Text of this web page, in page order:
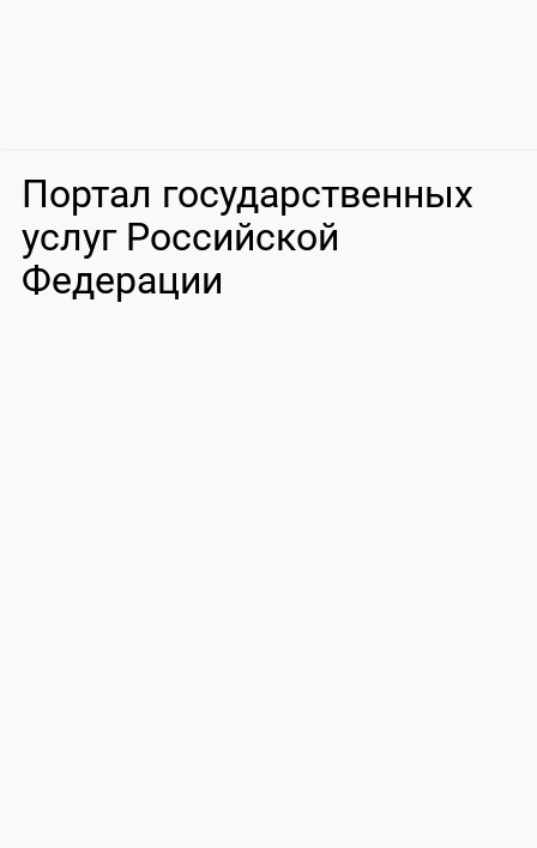
Портал государственных
услуг Российской
Федерации